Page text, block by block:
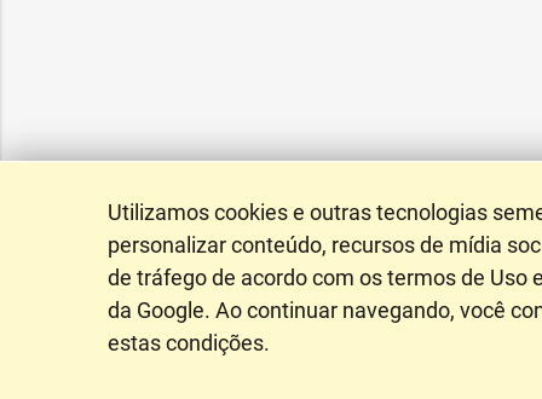
Utilizamos cookies e outras tecnologias
personalizar conteúdo, recursos de mídia
de tráfego de acordo com os termos de Uso
da Google. Ao continuar navegando, você
estas condições.